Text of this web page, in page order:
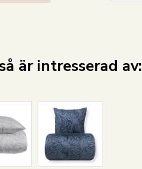
är intresserad av: